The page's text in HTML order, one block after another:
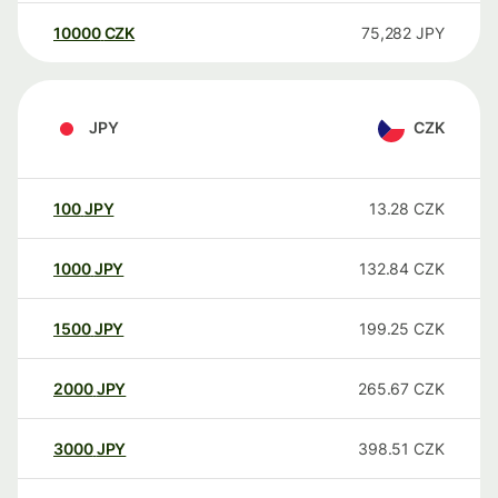
10000 CZK 75,282 JPY
JPY CZK
100JPY 13.28 CZK
1000JPY 132.84 CZK
1500JPY 199.25 CZK
2000JPY 265.67 CZK
3000JPY 398.51 CZK